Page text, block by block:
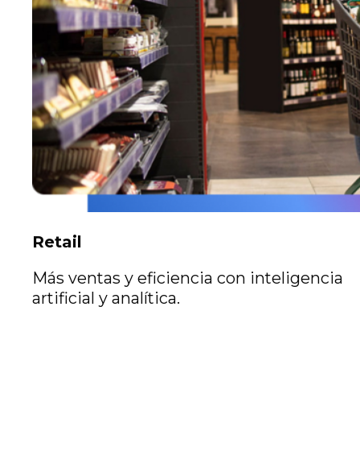
Retail
Más ventas y eficiencia con inteligencia
artificial y analítica.